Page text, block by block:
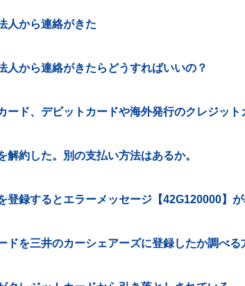
人から連絡がきた
人から連絡がきたらどうすればいいの？
ード、デビットカードや海外発行のクレジット
解約した。別の支払い方法はあるか。
登録するとエラーメッセージ【42G120000】が
ドを三井のカーシェアーズに登録したか調べる